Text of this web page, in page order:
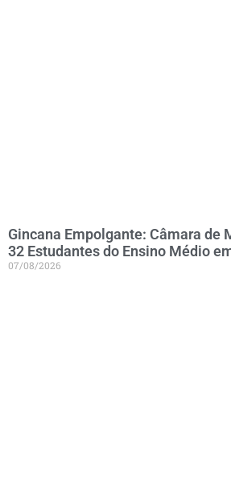
Gincana Empolgante: Câmara de
32 Estudantes do Ensino Médio
07/08/2026